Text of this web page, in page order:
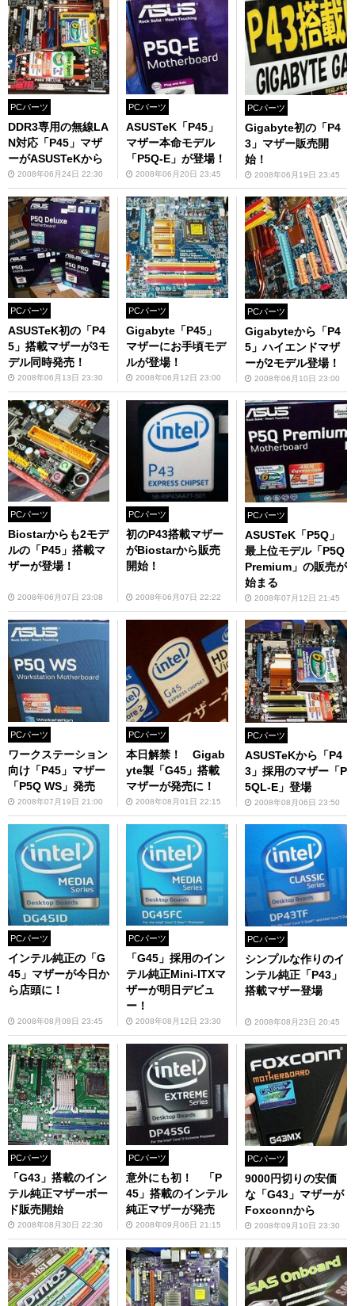
PCパーツ
DDR3専用の無線LA
N対応「P45」マザ
ーがASUSTeKから
2008年06月24日 22:30
PCパーツ
ASUSTeK「P45」
マザー本命モデル
「P5Q-E」が登場！
2008年06月20日 23:45
PCパーツ
Gigabyte初の「P4
3」マザー販売開
始！
2008年06月19日 23:45
PCパーツ
ASUSTeK初の「P4
5」搭載マザーが3モ
デル同時発売！
2008年06月13日 23:30
PCパーツ
Gigabyte「P45」
マザーにお手頃モデ
ルが登場！
2008年06月12日 23:00
PCパーツ
Gigabyteから「P4
5」ハイエンドマザ
ーが2モデル登場！
2008年06月10日 23:00
PCパーツ
Biostarからも2モデ
ルの「P45」搭載マ
ザーが登場！
2008年06月07日 23:08
PCパーツ
初のP43搭載マザー
がBiostarから販売
開始！
2008年06月07日 22:22
PCパーツ
ASUSTeK「P5Q」
最上位モデル「P5Q
Premium」の販売が
始まる
2008年07月12日 21:45
PCパーツ
ワークステーション
向け「P45」マザー
「P5Q WS」発売
2008年07月19日 21:00
PCパーツ
本日解禁！ Gigab
yte製「G45」搭載
マザーが発売に！
2008年08月01日 22:15
PCパーツ
ASUSTeKから「P4
3」採用のマザー「P
5QL-E」登場
2008年08月06日 23:50
PCパーツ
インテル純正の「G
45」マザーが今日か
ら店頭に！
2008年08月08日 23:45
PCパーツ
「G45」採用のイン
テル純正Mini-ITXマ
ザーが明日デビュ
ー！
2008年08月12日 23:30
PCパーツ
シンプルな作りのイ
ンテル純正「P43」
搭載マザー登場
2008年08月23日 20:45
PCパーツ
「G43」搭載のイン
テル純正マザーボー
ド販売開始
2008年08月30日 22:30
PCパーツ
意外にも初！ 「P
45」搭載のインテル
純正マザーが発売
2008年09月06日 21:15
PCパーツ
9000円切りの安価
な「G43」マザーが
Foxconnから
2008年09月10日 23:30